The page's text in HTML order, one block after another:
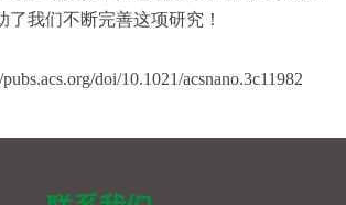
了我们不断完善这项研究！
pubs.acs.org/doi/10.1021/acsnano.3c11982